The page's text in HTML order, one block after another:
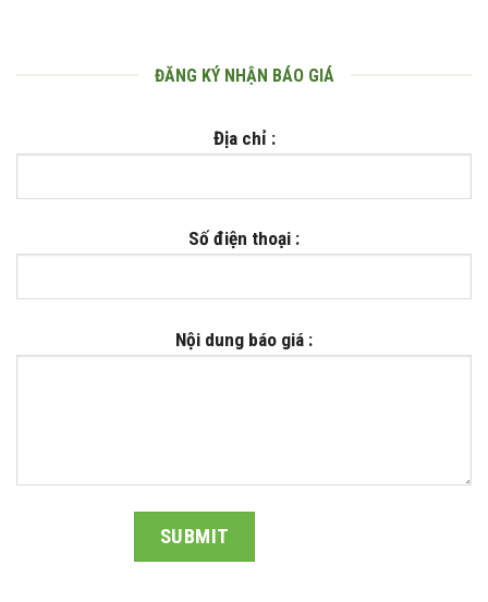
ĐĂNG KÝ NHẬN BÁO GIÁ
Địa chỉ :
Số điện thoại :
Nội dung báo giá :